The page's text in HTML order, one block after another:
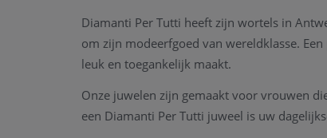
Diamanti Per Tutti heeft zijn wortels in
om zijn modeerfgoed van wereldklasse.
leuk en toegankelijk maakt.
Onze juwelen zijn gemaakt voor vrouwen
een Diamanti Per Tutti juweel is uw